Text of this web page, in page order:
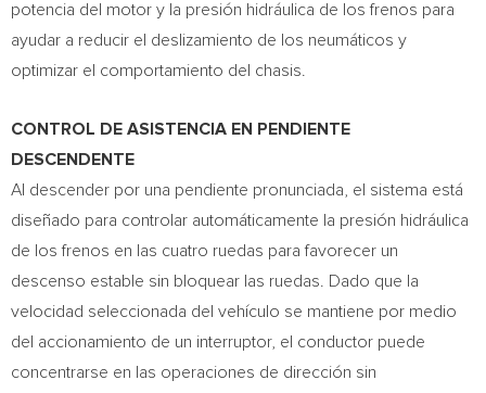
potencia del motor y la presión hidráulica de los frenos para
ayudar a reducir el deslizamiento de los neumáticos y
optimizar el comportamiento del chasis.
CONTROL DE ASISTENCIA EN PENDIENTE
DESCENDENTE
Al descender por una pendiente pronunciada, el sistema está
diseñado para controlar automáticamente la presión hidráulica
de los frenos en las cuatro ruedas para favorecer un
descenso estable sin bloquear las ruedas. Dado que la
velocidad seleccionada del vehículo se mantiene por medio
del accionamiento de un interruptor, el conductor puede
concentrarse en las operaciones de dirección sin